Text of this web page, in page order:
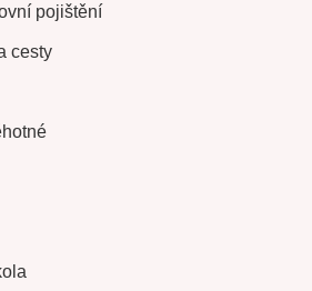
pojištění
cesty